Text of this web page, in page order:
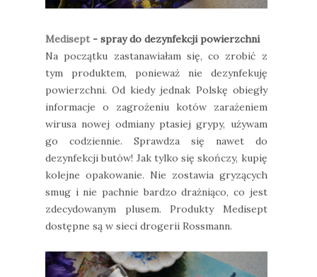
Medisept - spray do dezynfekcji powierzchni
Na początku zastanawiałam się, co zrobić z
tym produktem, ponieważ nie dezynfekuję
powierzchni. Od kiedy jednak Polskę obiegły
informacje o zagrożeniu kotów zarażeniem
wirusa nowej odmiany ptasiej grypy, używam
go codziennie. Sprawdza się nawet do
dezynfekcji butów! Jak tylko się skończy, kupię
kolejne opakowanie. Nie zostawia gryzących
smug i nie pachnie bardzo drażniąco, co jest
zdecydowanym plusem. Produkty Medisept
dostępne są w sieci drogerii Rossmann.